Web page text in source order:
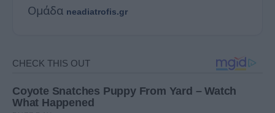
Ομάδα neadiatrofis.gr